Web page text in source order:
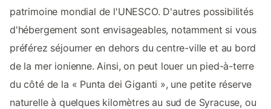
patrimoine mondial de l'UNESCO. D'autres possibilités
d'hébergement sont envisageables, notamment si vous
préférez séjourner en dehors du centre-ville et au bord
de la mer ionienne. Ainsi, on peut louer un pied-à-terre
du côté de la « Punta dei Giganti », une petite réserve
naturelle à quelques kilomètres au sud de Syracuse, ou